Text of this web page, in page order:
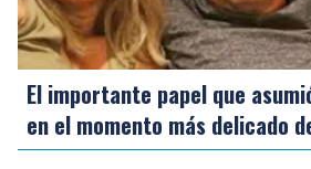
El importante papel que
en el momento más delicado